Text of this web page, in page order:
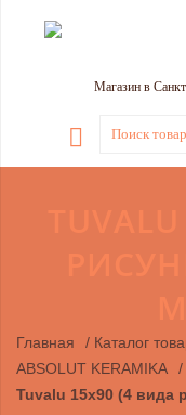
Магазин в
Главная / Каталог
ABSOLUT KERAMIKA
/
Tuvalu 15x90 (4 вида